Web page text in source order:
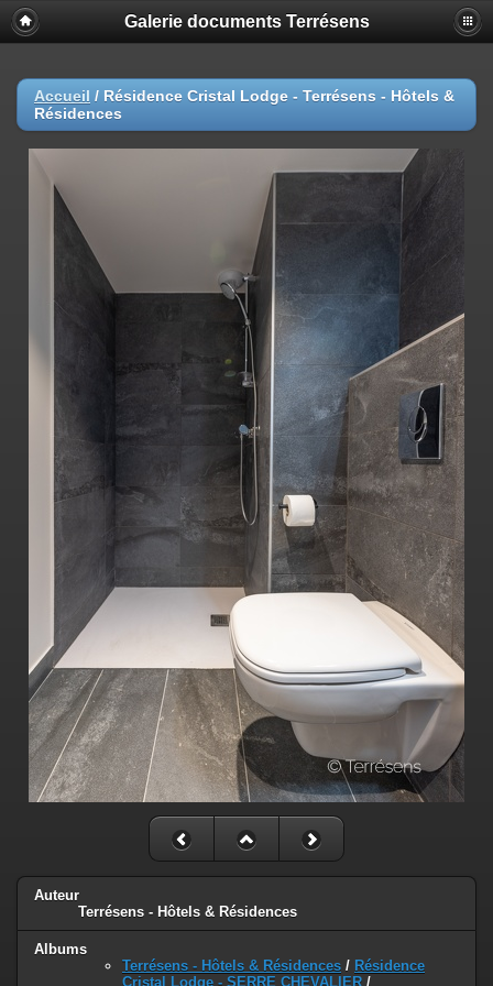
Galerie documents Terrésens
Accueil / Résidence Cristal Lodge - Terrésens - Hôtels &
Résidences
Auteur
Terrésens - Hôtels & Résidences
Albums
Terrésens - Hôtels & Résidences / Résidence
Cristal Lodge - SERRE CHEVALIER /